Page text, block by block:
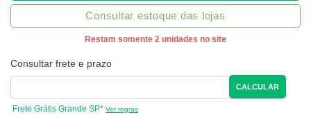
Consultar estoque das lojas
Restam somente 2 unidades no site
Consultar frete e prazo
CALCULAR
Frete Grátis Grande SP* Ver regras